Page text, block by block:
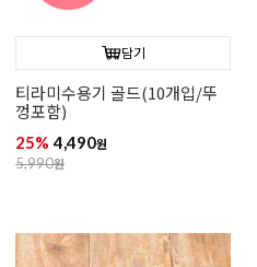
담기
티라미수용기 골드(10개입/뚜
껑포함)
25% 4,490원
5,990원